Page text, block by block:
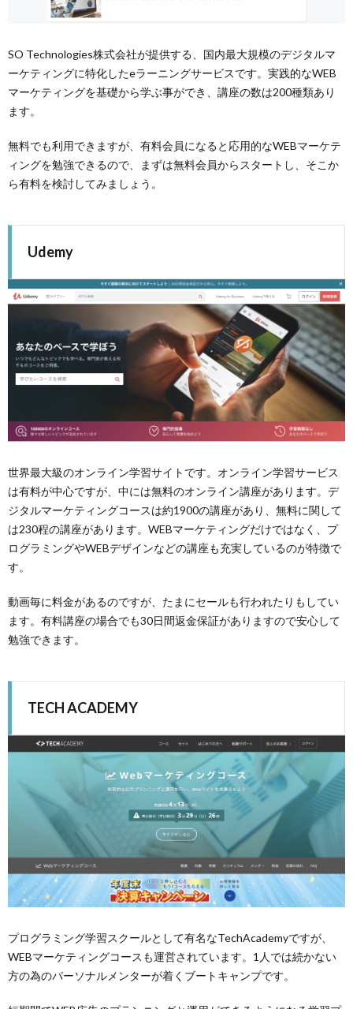
SO Technologies株式会社が提供する、国内最大規模のデジタルマ
ーケティングに特化したeラーニングサービスです。実践的なWEB
マーケティングを基礎から学ぶ事ができ、講座の数は200種類あり
ます。
無料でも利用できますが、有料会員になると応用的なWEBマーケテ
ィングを勉強できるので、まずは無料会員からスタートし、そこか
ら有料を検討してみましょう。
Udemy
世界最大級のオンライン学習サイトです。オンライン学習サービス
は有料が中心ですが、中には無料のオンライン講座があります。デ
ジタルマーケティングコースは約1900の講座があり、無料に関して
は230程の講座があります。WEBマーケティングだけではなく、プ
ログラミングやWEBデザインなどの講座も充実しているのが特徴で
す。
動画毎に料金があるのですが、たまにセールも行われたりもしてい
ます。有料講座の場合でも30日間返金保証がありますので安心して
勉強できます。
TECH ACADEMY
プログラミング学習スクールとして有名なTechAcademyですが、
WEBマーケティングコースも運営されています。1人では続かない
方の為のパーソナルメンターが着くブートキャンプです。